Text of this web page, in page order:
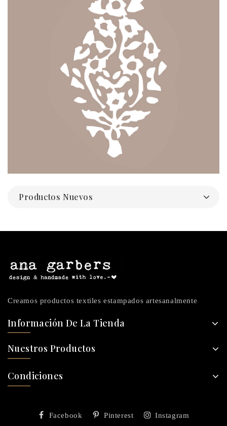
Productos Nuevos
Creamos productos textiles estampados artesanalmente
Información De La Tienda
Nuestros Productos
Condiciones
Facebook Pinterest Instagram